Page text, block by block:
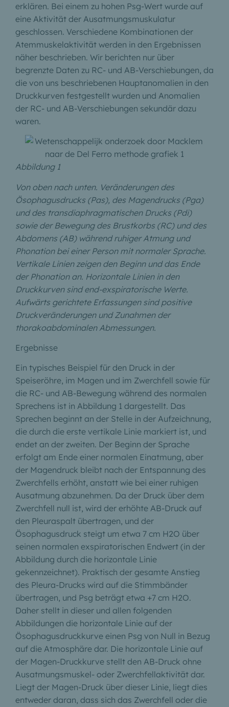
erklären. Bei einem zu hohen Psg-Wert wurde auf
eine Aktivität der Ausatmungsmuskulatur
geschlossen. Verschiedene Kombinationen der
Atemmuskelaktivität werden in den Ergebnissen
näher beschrieben. Wir berichten nur über
begrenzte Daten zu RC- und AB-Verschiebungen, da
die von uns beschriebenen Hauptanomalien in den
Druckkurven festgestellt wurden und Anomalien
der RC- und AB-Verschiebungen sekundär dazu
waren.
Abbildung 1
Von oben nach unten. Veränderungen des
Ösophagusdrucks (Pas), des Magendrucks (Pga)
und des transdiaphragmatischen Drucks (Pdi)
sowie der Bewegung des Brustkorbs (RC) und des
Abdomens (AB) während ruhiger Atmung und
Phonation bei einer Person mit normaler Sprache.
Vertikale Linien zeigen den Beginn und das Ende
der Phonation an. Horizontale Linien in den
Druckkurven sind end-exspiratorische Werte.
Aufwärts gerichtete Erfassungen sind positive
Druckveränderungen und Zunahmen der
thorakoabdominalen Abmessungen.
Ergebnisse
Ein typisches Beispiel für den Druck in der
Speiseröhre, im Magen und im Zwerchfell sowie für
die RC- und AB-Bewegung während des normalen
Sprechens ist in Abbildung 1 dargestellt. Das
Sprechen beginnt an der Stelle in der Aufzeichnung,
die durch die erste vertikale Linie markiert ist, und
endet an der zweiten. Der Beginn der Sprache
erfolgt am Ende einer normalen Einatmung, aber
der Magendruck bleibt nach der Entspannung des
Zwerchfells erhöht, anstatt wie bei einer ruhigen
Ausatmung abzunehmen. Da der Druck über dem
Zwerchfell null ist, wird der erhöhte AB-Druck auf
den Pleuraspalt übertragen, und der
Ösophagusdruck steigt um etwa 7 cm H2O über
seinen normalen exspiratorischen Endwert (in der
Abbildung durch die horizontale Linie
gekennzeichnet). Praktisch der gesamte Anstieg
des Pleura-Drucks wird auf die Stimmbänder
übertragen, und Psg beträgt etwa +7 cm H2O.
Daher stellt in dieser und allen folgenden
Abbildungen die horizontale Linie auf der
Ösophagusdruckkurve einen Psg von Null in Bezug
auf die Atmosphäre dar. Die horizontale Linie auf
der Magen-Druckkurve stellt den AB-Druck ohne
Ausatmungsmuskel- oder Zwerchfellaktivität dar.
Liegt der Magen-Druck über dieser Linie, liegt dies
entweder daran, dass sich das Zwerchfell oder die